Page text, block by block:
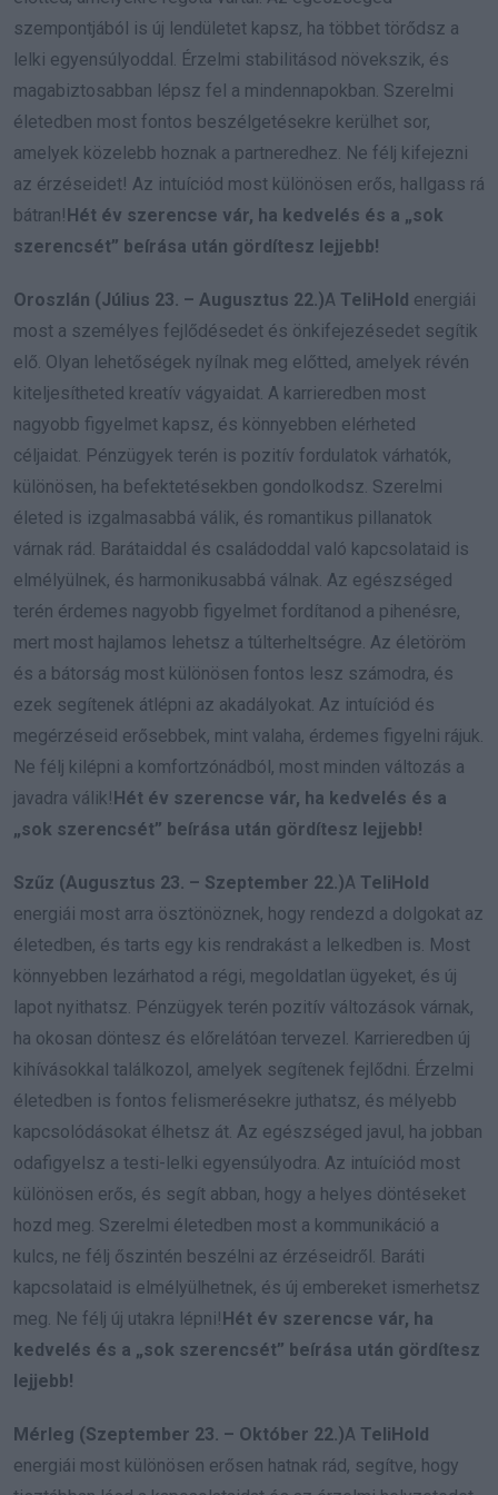
szempontjából is új lendületet kapsz, ha többet törődsz a
lelki egyensúlyoddal. Érzelmi stabilitásod növekszik, és
magabiztosabban lépsz fel a mindennapokban. Szerelmi
életedben most fontos beszélgetésekre kerülhet sor,
amelyek közelebb hoznak a partneredhez. Ne félj kifejezni
az érzéseidet! Az intuíciód most különösen erős, hallgass rá
bátran! Hét év szerencse vár, ha kedvelés és a „sok
szerencsét” beírása után gördítesz lejjebb!
Oroszlán (Július 23. – Augusztus 22.)A TeliHold energiái
most a személyes fejlődésedet és önkifejezésedet segítik
elő. Olyan lehetőségek nyílnak meg előtted, amelyek révén
kiteljesítheted kreatív vágyaidat. A karrieredben most
nagyobb figyelmet kapsz, és könnyebben elérheted
céljaidat. Pénzügyek terén is pozitív fordulatok várhatók,
különösen, ha befektetésekben gondolkodsz. Szerelmi
életed is izgalmasabbá válik, és romantikus pillanatok
várnak rád. Barátaiddal és családoddal való kapcsolataid is
elmélyülnek, és harmonikusabbá válnak. Az egészséged
terén érdemes nagyobb figyelmet fordítanod a pihenésre,
mert most hajlamos lehetsz a túlterheltségre. Az életöröm
és a bátorság most különösen fontos lesz számodra, és
ezek segítenek átlépni az akadályokat. Az intuíciód és
megérzéseid erősebbek, mint valaha, érdemes figyelni rájuk.
Ne félj kilépni a komfortzónádból, most minden változás a
javadra válik! Hét év szerencse vár, ha kedvelés és a
„sok szerencsét” beírása után gördítesz lejjebb!
Szűz (Augusztus 23. – Szeptember 22.)A TeliHold
energiái most arra ösztönöznek, hogy rendezd a dolgokat az
életedben, és tarts egy kis rendrakást a lelkedben is. Most
könnyebben lezárhatod a régi, megoldatlan ügyeket, és új
lapot nyithatsz. Pénzügyek terén pozitív változások várnak,
ha okosan döntesz és előrelátóan tervezel. Karrieredben új
kihívásokkal találkozol, amelyek segítenek fejlődni. Érzelmi
életedben is fontos felismerésekre juthatsz, és mélyebb
kapcsolódásokat élhetsz át. Az egészséged javul, ha jobban
odafigyelsz a testi-lelki egyensúlyodra. Az intuíciód most
különösen erős, és segít abban, hogy a helyes döntéseket
hozd meg. Szerelmi életedben most a kommunikáció a
kulcs, ne félj őszintén beszélni az érzéseidről. Baráti
kapcsolataid is elmélyülhetnek, és új embereket ismerhetsz
meg. Ne félj új utakra lépni! Hét év szerencse vár, ha
kedvelés és a „sok szerencsét” beírása után gördítesz
lejjebb!
Mérleg (Szeptember 23. – Október 22.)A TeliHold
energiái most különösen erősen hatnak rád, segítve, hogy